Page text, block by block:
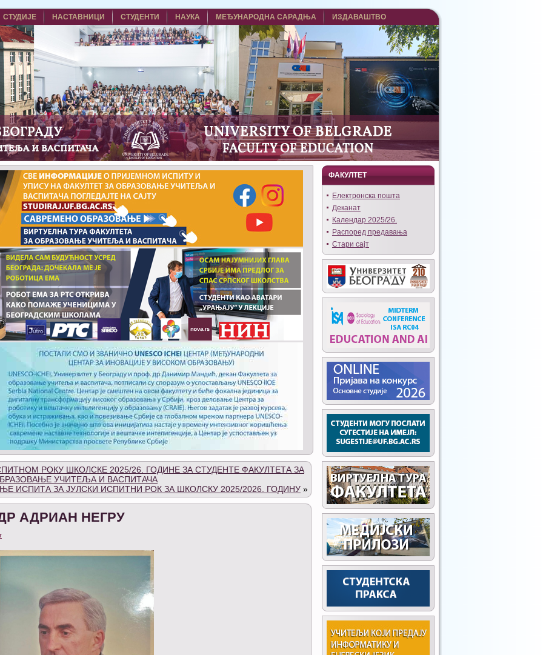
СТУДИЈЕ НАСТАВНИЦИ СТУДЕНТИ НАУКА МЕЂУНАРОДНА САРАДЊА ИЗДАВАШТВО
РОКУ ШКОЛСКЕ 2025/26. ГОДИНЕ ЗА СТУДЕНТЕ ФАКУЛТЕТА ЗА
УЧИТЕЉА И ВАСПИТАЧА
ИСПИТА ЗА ЈУЛСКИ ИСПИТНИ РОК ЗА ШКОЛСКУ 2025/2026. ГОДИНУ »
ДР АДРИАН НЕГРУ
ФАКУЛТЕТ
Eлектронска пошта
Деканат
Календар 2025/26.
Распоред предавања
Стари сајт